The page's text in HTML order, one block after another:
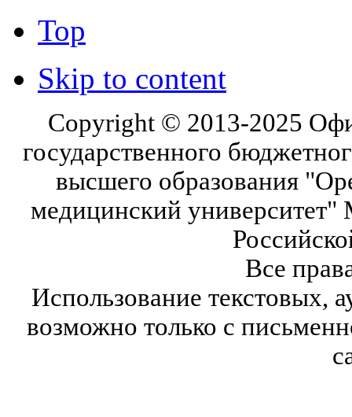
Top
Skip to content
Copyright © 2013-2025
государственного
высшего образования
медицинский университет"
Все
Использование текстовых,
возможно только с